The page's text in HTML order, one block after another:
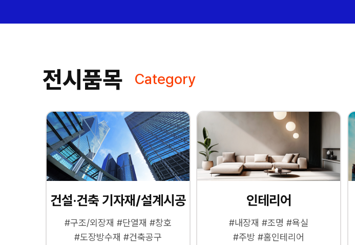
전시품목 Category
건설·건축 기자재/설계시공
#구조/외장재 #단열재 #창호
#도장방수재 #건축공구
인테리어
#내장재 #조명 #욕실
#주방 #홈인테리어